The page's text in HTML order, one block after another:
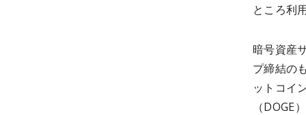
ところ利
暗号資産
プ締結の
ットコイ
（